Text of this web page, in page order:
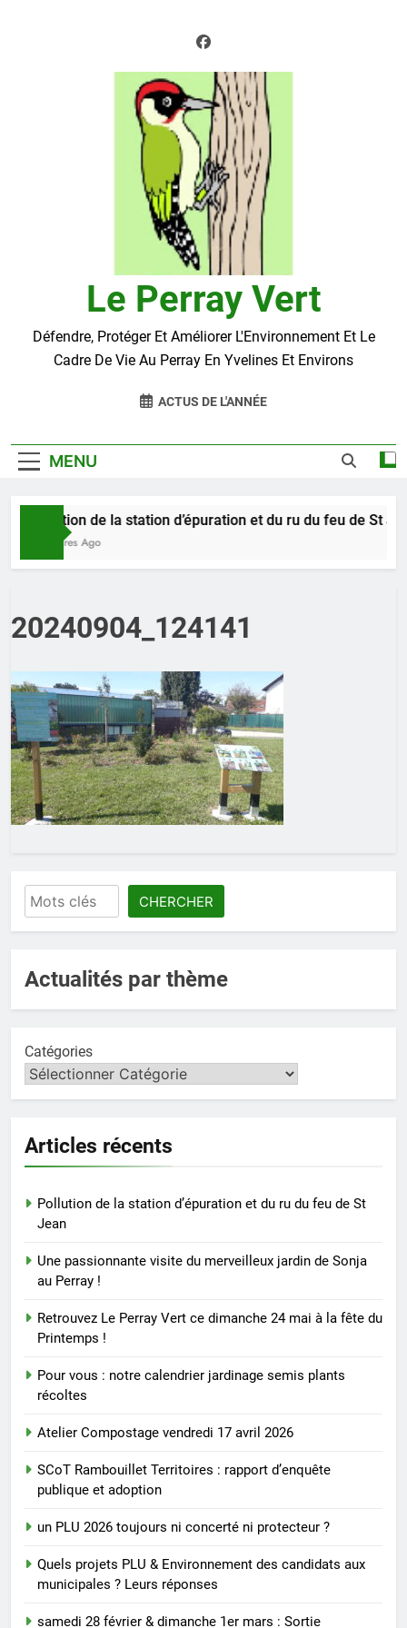
Le Perray Vert
Défendre, Protéger Et Améliorer L'Environnement Et Le
Cadre De Vie Au Perray En Yvelines Et Environs
ACTUS DE L'ANNÉE
MENU
Pollution de la station d’épuration et du ru du feu de St
11 Heures Ago
20240904_124141
Rechercher CHERCHER
Actualités par thème
Catégories
Articles récents
Pollution de la station d’épuration et du ru du feu de St
Jean
Une passionnante visite du merveilleux jardin de Sonja
au Perray !
Retrouvez Le Perray Vert ce dimanche 24 mai à la fête du
Printemps !
Pour vous : notre calendrier jardinage semis plants
récoltes
Atelier Compostage vendredi 17 avril 2026
SCoT Rambouillet Territoires : rapport d’enquête
publique et adoption
un PLU 2026 toujours ni concerté ni protecteur ?
Quels projets PLU & Environnement des candidats aux
municipales ? Leurs réponses
samedi 28 février & dimanche 1er mars : Sortie